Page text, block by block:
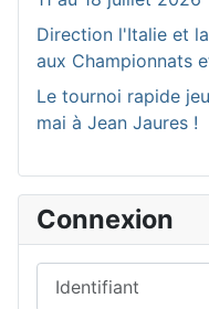
Direction l'Italie et
aux Championnats
Le tournoi rapide
mai à Jean Jaures !
Connexion